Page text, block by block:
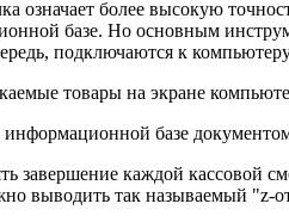
означает более высокую
базе. Но основным
подключаются к
товары на экране
информационной базе
завершение каждой кассовой
выводить так называемый "z-